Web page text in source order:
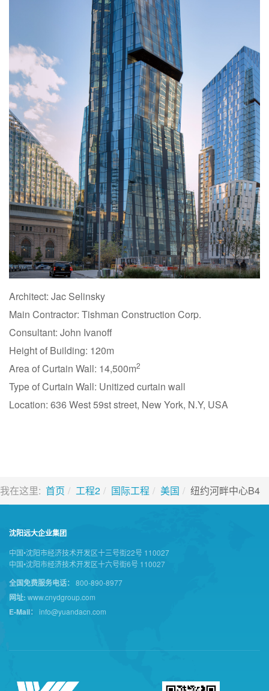
Architect: Jac Selinsky
Main Contractor: Tishman Construction Corp.
Consultant: John Ivanoff
Height of Building: 120m
Area of Curtain Wall: 14,500m2
Type of Curtain Wall: Unitized curtain wall
Location: 636 West 59st street, New York, N.Y, USA
我在这里: 首页 工程2 国际工程 美国 纽约河畔中心B4
沈阳远大企业集团
中国•沈阳市经济技术开发区十三号街22号 110027
中国•沈阳市经济技术开发区十六号街6号 110027
全国免费服务电话： 800-890-8977
网址: www.cnydgroup.com
E-Mail： info@yuandacn.com